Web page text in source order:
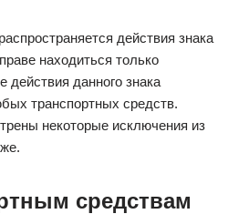
действия знака
находиться только
данного знака
транспортных средств.
некоторые исключения из
средствам